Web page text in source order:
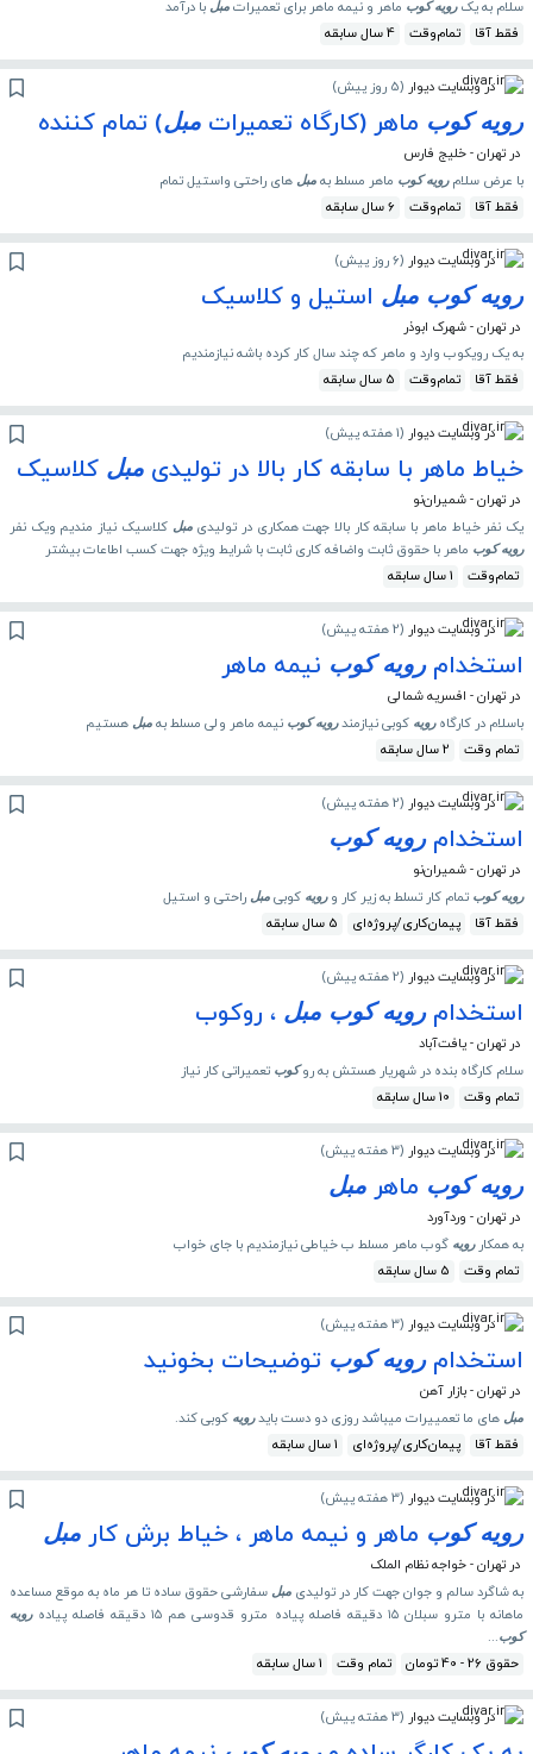
سلام به یکرویه کوب ماهر و نیمه ماهر برای تعمیرات مبل با درآمد
فقط آقا
تمام‌وقت 4 سال سابقه
در وبسایت دیوار (5 روز پیش )
رویه کوب ماهر (کارگاه تعمیرات مبل) تمام کننده
در تهران - خلیج فارس
با عرض سلامرویه کوب ماهر مسلط به مبل های راحتی واستیل تمام
فقط آقا
تمام‌وقت 6 سال سابقه
در وبسایت دیوار (6 روز پیش )
رویه کوب مبل استیل و کلاسیک
در تهران - شهرک ابوذر
به یک رویکوب وارد و ماهر که چند سال کار کرده باشه نیازمندیم
فقط آقا
تمام‌وقت 5 سال سابقه
در وبسایت دیوار (1 هفته پیش )
خیاط ماهر با سابقه کار بالا در تولیدی مبل کلاسیک
در تهران - شمیران‌نو
یک نفر خیاط ماهر با سابقه کار بالا جهت همکاری در تولیدیمبل کلاسیک نیاز مندیم ویک نفر
رویه کوب ماهر با حقوق ثابت واضافه کاری ثابت با شرایط ویژه جهت کسب اطاعات بیشتر
تمام‌وقت
1 سال سابقه
در وبسایت دیوار (2 هفته پیش )
استخدامرویه کوب نیمه ماهر
در تهران - افسریه شمالی
باسلام در کارگاهرویه کوبی نیازمندرویه کوب نیمه ماهر ولی مسلط به مبل هستیم
تمام وقت
2 سال سابقه
در وبسایت دیوار (2 هفته پیش )
استخدامرویه کوب
در تهران - شمیران‌نو
رویه کوب تمام کار تسلط به زیر کار ورویه کوبی مبل راحتی و استیل
فقط آقا
پیمان‌کاری/پروژه‌ای 5 سال سابقه
در وبسایت دیوار (2 هفته پیش )
استخدامرویه کوب مبل ، روکوب
در تهران - یافت‌آباد
سلام کارگاه بنده در شهریار هستش به روکوب تعمیراتی کار نیاز
تمام وقت
10 سال سابقه
در وبسایت دیوار (3 هفته پیش )
رویه کوب ماهر مبل
در تهران - وردآورد
به همکاررویه گوب ماهر مسلط ب خیاطی نیازمندیم با جای خواب
تمام وقت
5 سال سابقه
در وبسایت دیوار (3 هفته پیش )
استخدامرویه کوب توضیحات بخونید
در تهران - بازار آهن
مبل های ما تعمییرات میباشد روزی دو دست بایدرویه کوبی کند.
فقط آقا
پیمان‌کاری/پروژه‌ای 1 سال سابقه
در وبسایت دیوار (3 هفته پیش )
رویه کوب ماهر و نیمه ماهر ، خیاط برش کار مبل
در تهران - خواجه نظام الملک
به شاگرد سالم و جوان جهت کار در تولیدی مبل سفارشی حقوق ساده تا هر ماه به موقع مساعده
ماهانه با مترو سبلان ۱۵ دقیقه فاصله پیاده مترو قدوسی هم ۱۵ دقیقه فاصله پیاده
رویه
کوب...
حقوق 26 - 40 تومان
تمام وقت 1 سال سابقه
در وبسایت دیوار (3 هفته پیش )